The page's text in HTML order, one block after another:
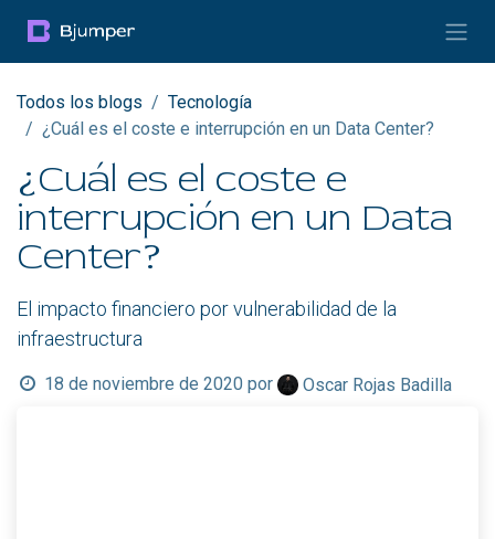
Todos los blogs
Tecnología
¿Cuál es el coste e interrupción en un Data Center?
¿Cuál es el coste e
interrupción en un Data
Center?
El impacto financiero por vulnerabilidad de la
infraestructura
18 de noviembre de 2020 por Oscar Rojas Badilla